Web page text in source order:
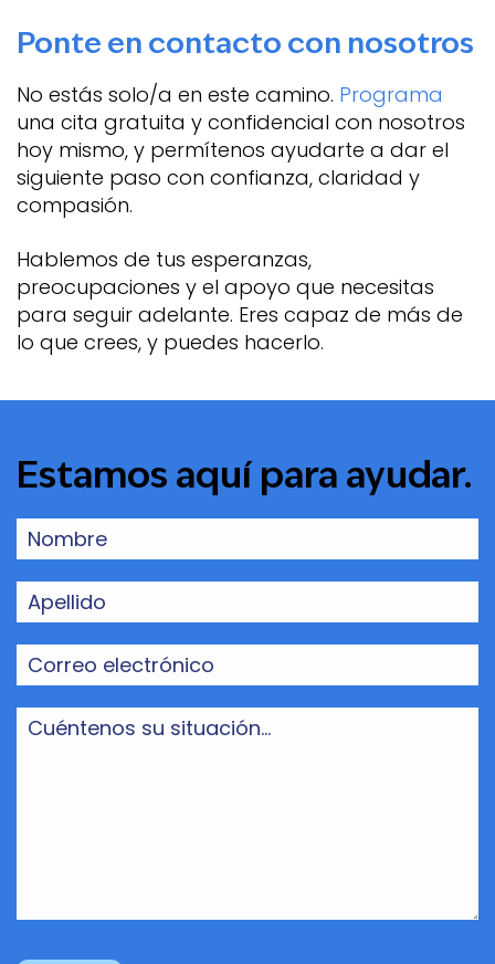
Ponte en contacto con nosotros
No estás solo/a en este camino. Programa
una cita gratuita y confidencial con nosotros
hoy mismo, y permítenos ayudarte a dar el
siguiente paso con confianza, claridad y
compasión.
Hablemos de tus esperanzas,
preocupaciones y el apoyo que necesitas
para seguir adelante. Eres capaz de más de
lo que crees, y puedes hacerlo.
Estamos aquí para ayudar.
Nombre(Obligatorio)
Apellido(Obligatorio)
Correo
electrónico(Obligatorio)
Cuéntenos